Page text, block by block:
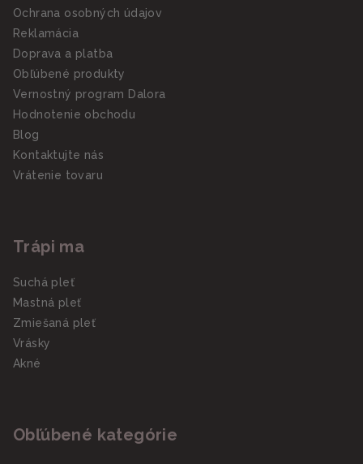
Ochrana osobných údajov
Reklamácia
Doprava a platba
Obľúbené produkty
Vernostný program Dalora
Hodnotenie obchodu
Blog
Kontaktujte nás
Vrátenie tovaru
Trápi ma
Suchá pleť
Mastná pleť
Zmiešaná pleť
Vrásky
Akné
Obľúbené kategórie